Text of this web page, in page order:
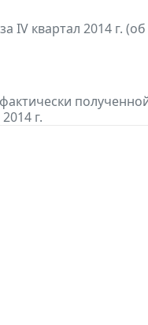
IV квартал 2014 г.
г.